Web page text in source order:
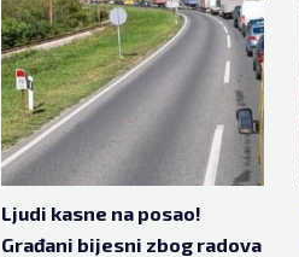
Ljudi kasne na posao!
Građani bijesni zbog radova